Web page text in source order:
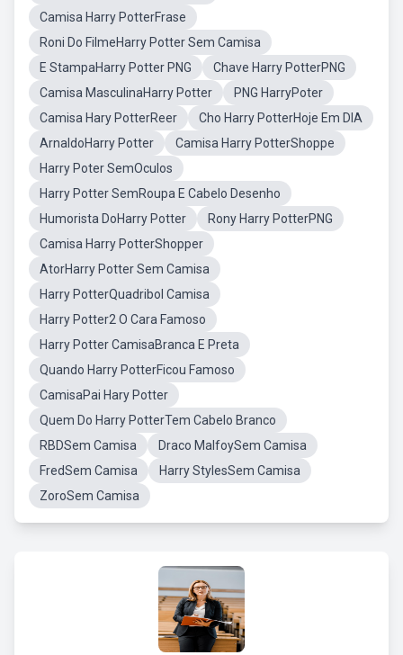
Camisa Harry PotterFrase
Roni Do FilmeHarry Potter Sem Camisa
E StampaHarry Potter PNG
Chave Harry PotterPNG
Camisa MasculinaHarry Potter
PNG HarryPoter
Camisa Hary PotterReer
Cho Harry PotterHoje Em DIA
ArnaldoHarry Potter
Camisa Harry PotterShoppe
Harry Poter SemOculos
Harry Potter SemRoupa E Cabelo Desenho
Humorista DoHarry Potter
Rony Harry PotterPNG
Camisa Harry PotterShopper
AtorHarry Potter Sem Camisa
Harry PotterQuadribol Camisa
Harry Potter2 O Cara Famoso
Harry Potter CamisaBranca E Preta
Quando Harry PotterFicou Famoso
CamisaPai Hary Potter
Quem Do Harry PotterTem Cabelo Branco
RBDSem Camisa
Draco MalfoySem Camisa
FredSem Camisa
Harry StylesSem Camisa
ZoroSem Camisa